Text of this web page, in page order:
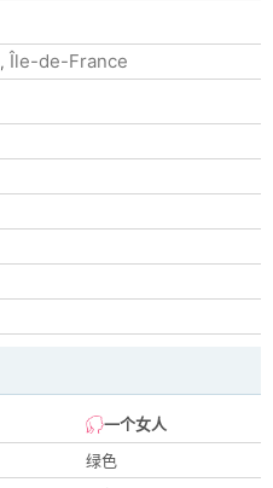
, Île-de-France
一个女人
绿色